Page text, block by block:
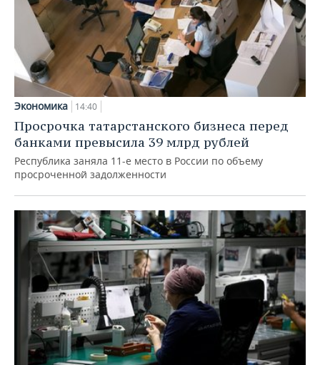
Экономика 14:40
Просрочка татарстанского бизнеса перед
банками превысила 39 млрд рублей
Республика заняла 11-е место в России по объему
просроченной задолженности